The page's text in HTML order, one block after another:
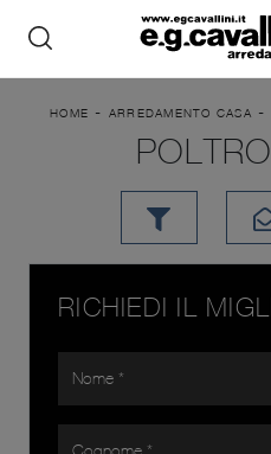
HOME - ARREDAMENTO CASA -
RICHIEDI IL